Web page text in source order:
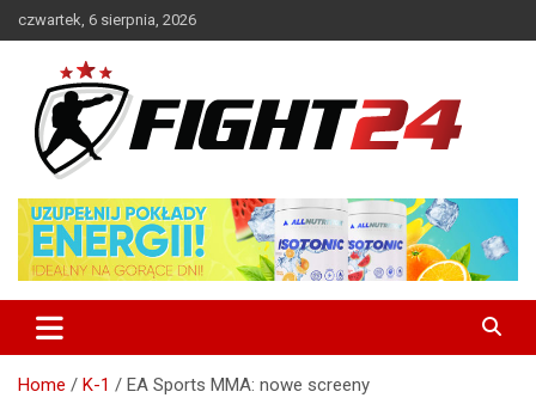
to
czwartek, 6 sierpnia, 2026
FIGHT24.PL – MMA i K-1, UFC
Home K-1 EA Sports MMA: nowe screeny